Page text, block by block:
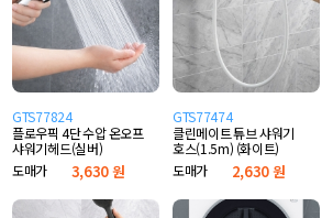
GTS77824
플로우픽 4단 수압 온오프
샤워기헤드(실버)
도매가
3,630 원
GTS77474
클린메이트 튜브 샤워기
호스(1.5m) (화이트)
도매가
2,630 원